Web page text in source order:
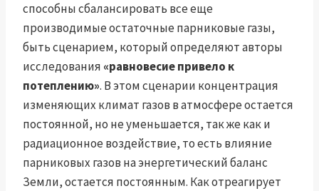
способны сбалансировать все еще
производимые остаточные парниковые газы,
быть сценарием, который определяют авторы
исследования «равновесие привело к
потеплению». В этом сценарии концентрация
изменяющих климат газов в атмосфере остается
постоянной, но не уменьшается, так же как и
радиационное воздействие, то есть влияние
парниковых газов на энергетический баланс
Земли, остается постоянным. Как отреагирует